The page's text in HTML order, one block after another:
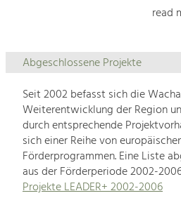
read
Abgeschlossene Projekte
Seit 2002 befasst sich die
Weiterentwicklung der Region
durch entsprechende
sich einer Reihe von
Förderprogrammen. Eine Liste
aus der Förderperiode 2002-
Projekte LEADER+ 2002-2006